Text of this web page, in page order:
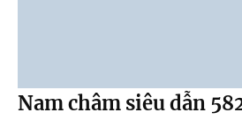
Nam châm siêu dẫn